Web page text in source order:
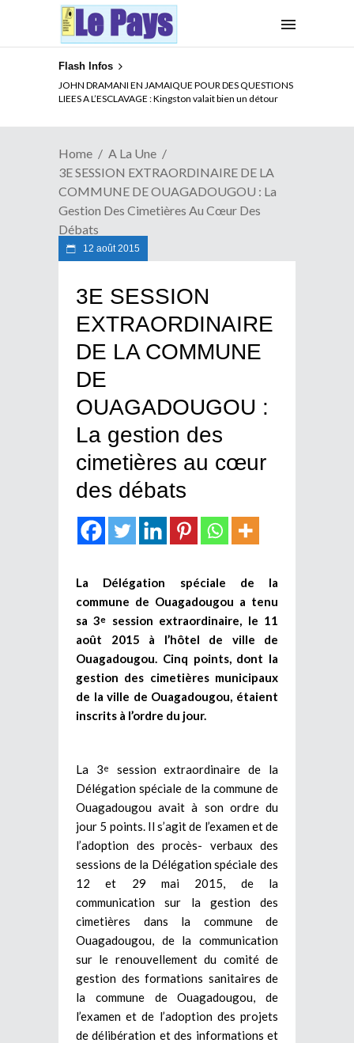
Flash Infos
JOHN DRAMANI EN JAMAIQUE POUR DES QUESTIONS
LIEES A L’ESCLAVAGE : Kingston valait bien un détour
Home
A La Une
3E SESSION EXTRAORDINAIRE DE LA
COMMUNE DE OUAGADOUGOU : La
Gestion Des Cimetières Au Cœur Des
Débats
12 août 2015
3E SESSION
EXTRAORDINAIRE
DE LA COMMUNE
DE
OUAGADOUGOU :
La gestion des
cimetières au cœur
des débats
La Délégation spéciale de la
commune de Ouagadougou a tenu
sa 3e
session extraordinaire, le 11
août 2015 à l’hôtel de ville de
Ouagadougou. Cinq points, dont la
gestion des cimetières municipaux
de la ville de Ouagadougou, étaient
inscrits à l’ordre du jour.
La 3e
session extraordinaire de la
Délégation spéciale de la commune de
Ouagadougou avait à son ordre du
jour 5 points. Il s’agit de l’examen et de
l’adoption des procès- verbaux des
sessions de la Délégation spéciale des
12 et 29 mai 2015, de la
communication sur la gestion des
cimetières dans la commune de
Ouagadougou, de la communication
sur le renouvellement du comité de
gestion des formations sanitaires de
la commune de Ouagadougou, de
l’examen et de l’adoption des projets
de délibération et des informations et